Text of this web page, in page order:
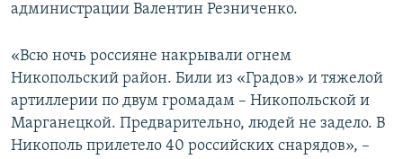
администрации Валентин Резниченко.
«Всю ночь россияне накрывали огнем
Никопольский район. Били из «Градов» и тяжелой
артиллерии по двум громадам – Никопольской и
Марганецкой. Предварительно, людей не задело. В
Никополь прилетело 40 российских снарядов», –